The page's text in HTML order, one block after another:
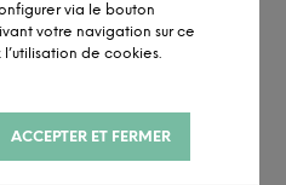
via le bouton
votre navigation sur ce
de cookies.
ACCEPTER ET FERMER